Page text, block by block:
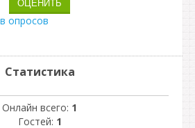
опросов
Статистика
Онлайн всего: 1
Гостей: 1